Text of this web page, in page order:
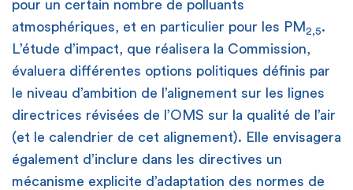
pour un certain nombre de polluants
atmosphériques, et en particulier pour les PM 2,5.
L’étude d’impact, que réalisera la Commission,
évaluera différentes options politiques définis par
le niveau d’ambition de l’alignement sur les lignes
directrices révisées de l’OMS sur la qualité de l’air
(et le calendrier de cet alignement). Elle envisagera
également d’inclure dans les directives un
mécanisme explicite d’adaptation des normes de